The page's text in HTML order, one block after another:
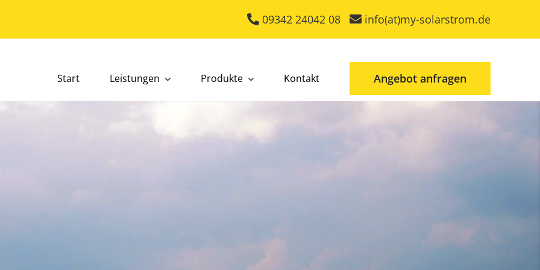
09342 24042 08 info(at)my-solarstrom.de
Start Leistungen Produkte Kontakt Angebot anfragen